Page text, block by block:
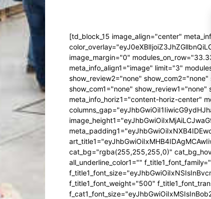
[td_block_15 image_align="center"
image_margin="0"
meta_info_align1="image" limit="3"
show_review2="none"
show_com1="none" show_review1="none"
meta_info_horiz1="content-horiz-center"
cat_bg="rgba(255,255,255,0)"
all_underline_color1=""
f_title1_font_weight="500"